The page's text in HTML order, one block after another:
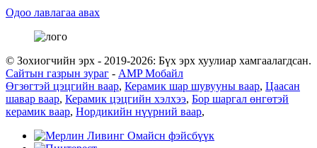
Одоо лавлагаа авах
© Зохиогчийн эрх - 2019-2026: Бүх эрх хуулиар хамгаалагдсан.
Сайтын газрын зураг - AMP Мобайл
Өгзөгтэй цэцгийн ваар, Керамик шар шувууны ваар, Цаасан
шавар ваар, Керамик цэцгийн хэлхээ, Бор шаргал өнгөтэй
керамик ваар, Нордикийн нүүрний ваар,